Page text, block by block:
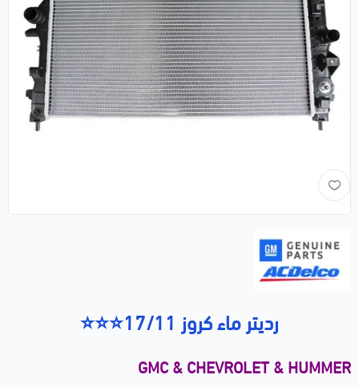
رديتر ماء كروز 17/11⭐⭐⭐
GMC & CHEVROLET & HUMMER